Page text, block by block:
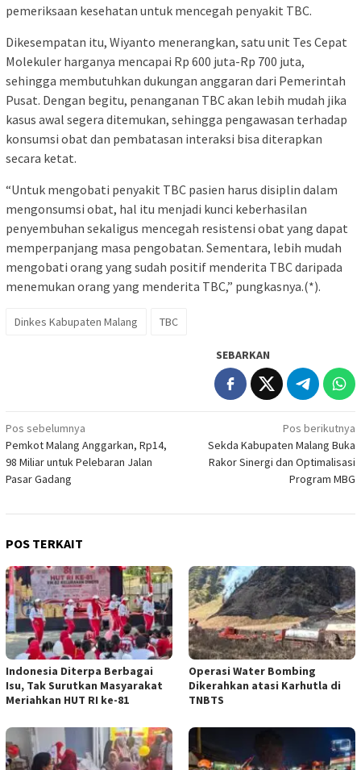
pemeriksaan kesehatan untuk mencegah penyakit TBC.
Dikesempatan itu, Wiyanto menerangkan, satu unit Tes Cepat
Molekuler harganya mencapai Rp 600 juta-Rp 700 juta,
sehingga membutuhkan dukungan anggaran dari Pemerintah
Pusat. Dengan begitu, penanganan TBC akan lebih mudah jika
kasus awal segera ditemukan, sehingga pengawasan terhadap
konsumsi obat dan pembatasan interaksi bisa diterapkan
secara ketat.
“Untuk mengobati penyakit TBC pasien harus disiplin dalam
mengonsumsi obat, hal itu menjadi kunci keberhasilan
penyembuhan sekaligus mencegah resistensi obat yang dapat
memperpanjang masa pengobatan. Sementara, lebih mudah
mengobati orang yang sudah positif menderita TBC daripada
menemukan orang yang menderita TBC,” pungkasnya.(*).
Dinkes Kabupaten Malang TBC
SEBARKAN
Navigasi
pos
Pos sebelumnya
Pemkot Malang Anggarkan, Rp14,
98 Miliar untuk Pelebaran Jalan
Pasar Gadang
Pos berikutnya
Sekda Kabupaten Malang Buka
Rakor Sinergi dan Optimalisasi
Program MBG
POS TERKAIT
Indonesia Diterpa Berbagai
Isu, Tak Surutkan Masyarakat
Meriahkan HUT RI ke-81
Operasi Water Bombing
Dikerahkan atasi Karhutla di
TNBTS